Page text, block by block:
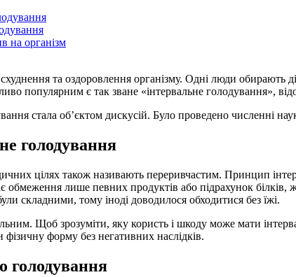
на організм
та оздоровлення організму. Одні люди обирають
популярним є так зване «інтервальне голодування»,
стала об’єктом дискусій. Було проведено численні
голодування
цілях також називають переривчастим. Принцип
обмеження лише певних продуктів або підрахунок
складними, тому іноді доводилося обходитися без їжі.
Щоб зрозуміти, яку користь і шкоду може мати
форму без негативних наслідків.
голодування